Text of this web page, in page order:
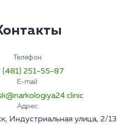
Телефон:
(481) 251-55-87
E-mail:
Адрес:
Индустриальная улица, 2/13